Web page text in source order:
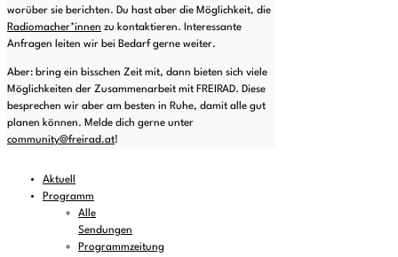
worüber sie berichten. Du hast aber die Möglichkeit, die
Radiomacher*innen zu kontaktieren. Interessante
Anfragen leiten wir bei Bedarf gerne weiter.
Aber: bring ein bisschen Zeit mit, dann bieten sich viele
Möglichkeiten der Zusammenarbeit mit FREIRAD. Diese
besprechen wir aber am besten in Ruhe, damit alle gut
planen können. Melde dich gerne unter
community@freirad.at!
Aktuell
Programm
Alle
Sendungen
Programmzeitung